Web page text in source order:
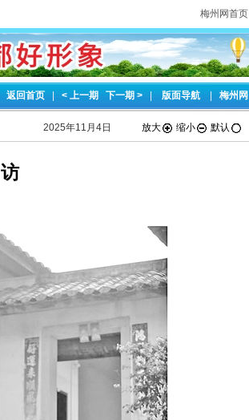
梅州网首页
返回首页 < 上一期 下一期 > 版面导航 梅州网
2025年11月4日 放大 缩小 默认
访